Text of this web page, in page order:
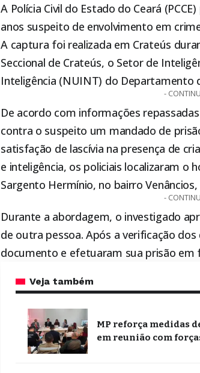
A Polícia Civil do Estado do Ceará
anos suspeito de envolvimento em
A captura foi realizada em Crateús
Seccional de Crateús, o Setor de
Inteligência (NUINT) do Departamento
-
De acordo com informações
contra o suspeito um mandado de
satisfação de lascívia na presença de
e inteligência, os policiais localizaram o
Sargento Hermínio, no bairro
-
Durante a abordagem, o investigado
de outra pessoa. Após a verificação
documento e efetuaram sua prisão
Veja também
MP reforça medidas
em reunião com